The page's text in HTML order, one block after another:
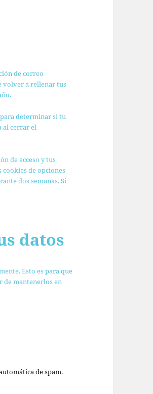
de correo
volver a rellenar tus
determinar si tu
al cerrar el
de acceso y tus
cookies de opciones
dos semanas. Si
datos
Esto es para que
de mantenerlos en
de spam.